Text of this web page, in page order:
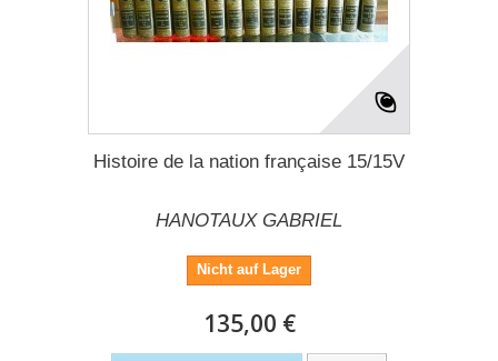
Histoire de la nation française 15/15V
HANOTAUX GABRIEL
Nicht auf Lager
135,00 €